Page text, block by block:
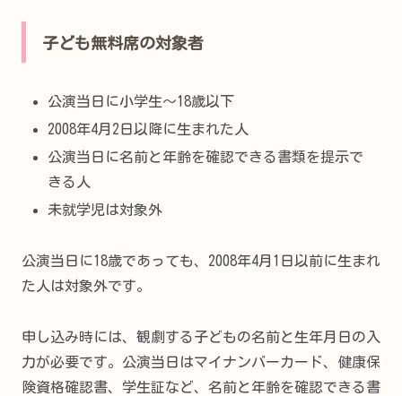
子ども無料席の対象者
公演当日に小学生～18歳以下
2008年4月2日以降に生まれた人
公演当日に名前と年齢を確認できる書類を提示で
きる人
未就学児は対象外
公演当日に18歳であっても、2008年4月1日以前に生まれ
た人は対象外です。
申し込み時には、観劇する子どもの名前と生年月日の入
力が必要です。公演当日はマイナンバーカード、健康保
険資格確認書、学生証など、名前と年齢を確認できる書